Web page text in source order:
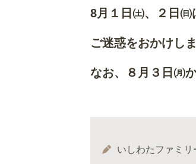
8月１日㈯、２日㈰
ご迷惑をおかけし
なお、８月３日㈪
いしわたファミリ